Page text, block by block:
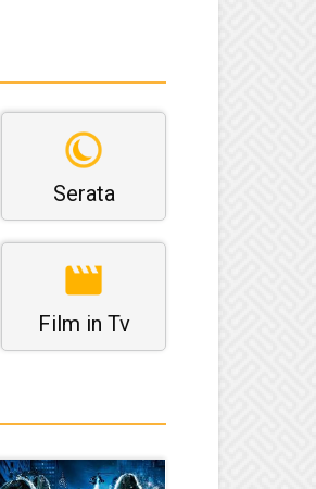
Serata
Film in Tv